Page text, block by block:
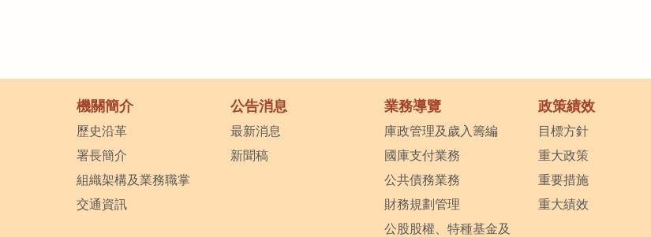
機關簡介
歷史沿革
署長簡介
組織架構及業務職掌
交通資訊
公告消息
最新消息
新聞稿
業務導覽
庫政管理及歲入籌編
國庫支付業務
公共債務業務
財務規劃管理
公股股權、特種基金及
政策績效
目標方針
重大政策
重要措施
重大績效